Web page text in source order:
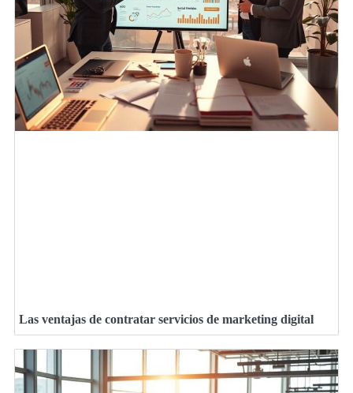
Las ventajas de contratar servicios de marketing digital